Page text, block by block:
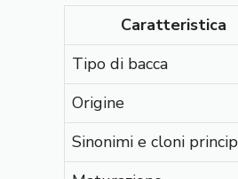
Caratteristica
Tipo di bacca
Origine
Sinonimi e cloni